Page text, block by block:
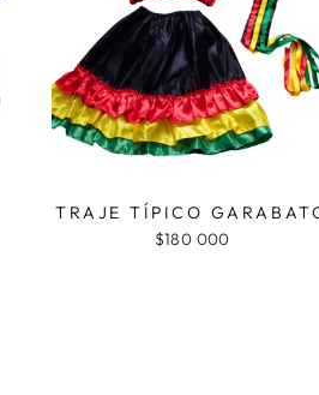
TRAJE TÍPICO
$180 000